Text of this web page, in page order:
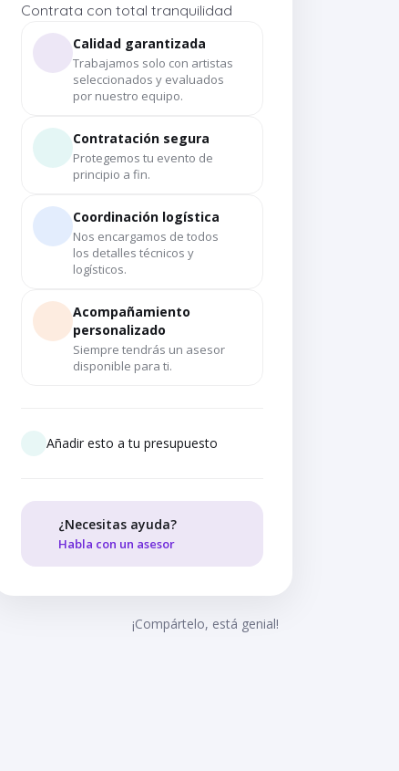
Grupo de Tango en
Bogotá
Grupo de Tango en
Bogotá
Contrata con total tranquilidad
Calidad garantizada
Trabajamos solo con artistas
seleccionados y evaluados
por nuestro equipo.
Contratación segura
Protegemos tu evento de
principio a fin.
Coordinación logística
Nos encargamos de todos
los detalles técnicos y
logísticos.
Acompañamiento
personalizado
Siempre tendrás un asesor
disponible para ti.
Añadir esto a tu presupuesto
¿Necesitas ayuda?
Habla con un asesor
¡Compártelo, está genial!